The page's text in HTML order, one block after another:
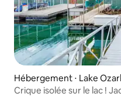
Hébergement ⋅ Lake
Crique isolée sur le lac !